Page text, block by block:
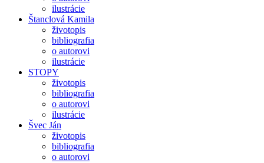
ilustrácie
Štanclová Kamila
životopis
bibliografia
o autorovi
ilustrácie
STOPY
životopis
bibliografia
o autorovi
ilustrácie
Švec Ján
životopis
bibliografia
o autorovi